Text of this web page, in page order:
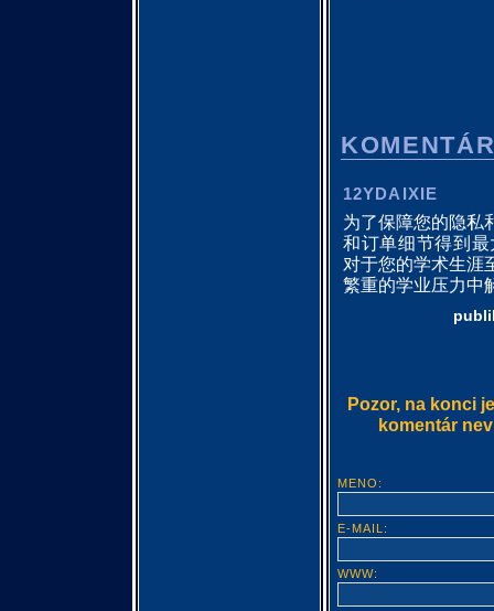
12YDAIXIE
为了保障您的隐私
和订单细节得到
对于您的学术生涯
繁重的学业压力中
Pozor, na konci
komentár
MENO:
E-MAIL:
WWW: